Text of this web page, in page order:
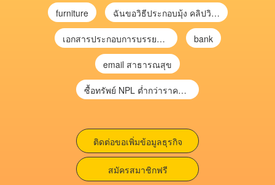
furniture ฉันขอวิธีประกอบมุ้ง คลิปวิดีโอ การประกอบมุ้ง
เอกสารประกอบการบรรยาย การประเมินความเสี่ยงเพื่อวางแผนการตรวจสอบ \ bank
email สาธารณสุข
ซื้อทรัพย์ NPL ต่ำกว่าราคาตลาด 30-70% แบบไม่ต้องไปประมูล”
ติดต่อขอเพิ่มข้อมูลธุรกิจ
สมัครสมาชิกฟรี